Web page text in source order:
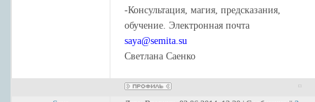
-Консультация, магия, предсказания,
обучение. Электронная почта
saya@semita.su
Светлана Саенко